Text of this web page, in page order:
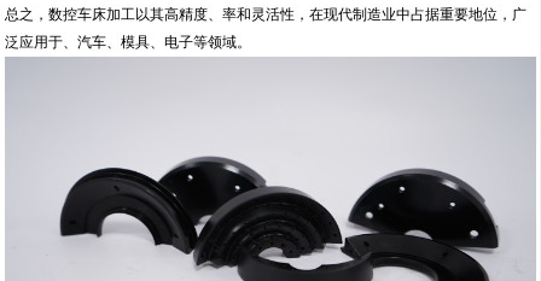
总之，数控车床加工以其高精度、率和灵活性，在现代制造业中占据重要地位，广
泛应用于、汽车、模具、电子等领域。